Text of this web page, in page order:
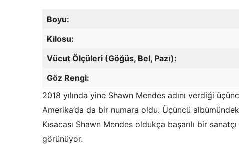
Boyu:
Kilosu:
Vücut Ölçüleri (Göğüs, Bel, Pazı):
Göz Rengi:
2018 yılında yine Shawn Mendes adını verdiği
Amerika’da da bir numara oldu. Üçüncü
Kısacası Shawn Mendes oldukça başarılı bir
görünüyor.